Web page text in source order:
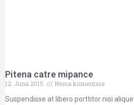
Pitena catre mipance
12. Juna 2015.
Nema komentara
Suspendisse at libero porttitor nisi